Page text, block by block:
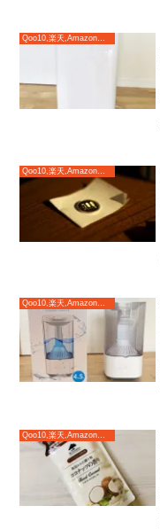
Qoo10,楽天,Amazonのおすすめ♪
Qoo10,楽天,Amazonのおすすめ♪